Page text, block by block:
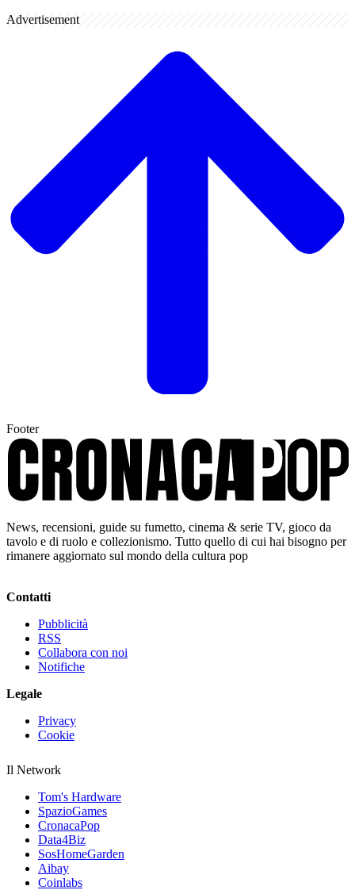
Advertisement
Footer
News, recensioni, guide su fumetto, cinema & serie TV, gioco da
tavolo e di ruolo e collezionismo. Tutto quello di cui hai bisogno per
rimanere aggiornato sul mondo della cultura pop
Contatti
Pubblicità
RSS
Collabora con noi
Notifiche
Legale
Privacy
Cookie
Il Network
Tom's Hardware
SpazioGames
CronacaPop
Data4Biz
SosHomeGarden
Aibay
Coinlabs